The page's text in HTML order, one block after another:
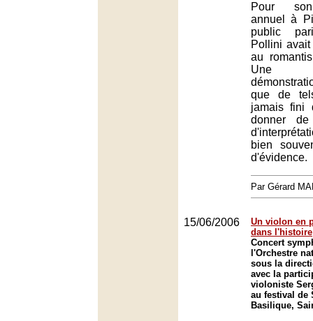
Pour
annuel à
public
Pollini
au
Une
que de
jamais fini
donner
bien
d'évidence.
Par Gérard
15/06/2006
Un violon en
dans l'histoire
Concert
l'Orchestre
sous la
avec la
violoniste
au festival de
Basilique,